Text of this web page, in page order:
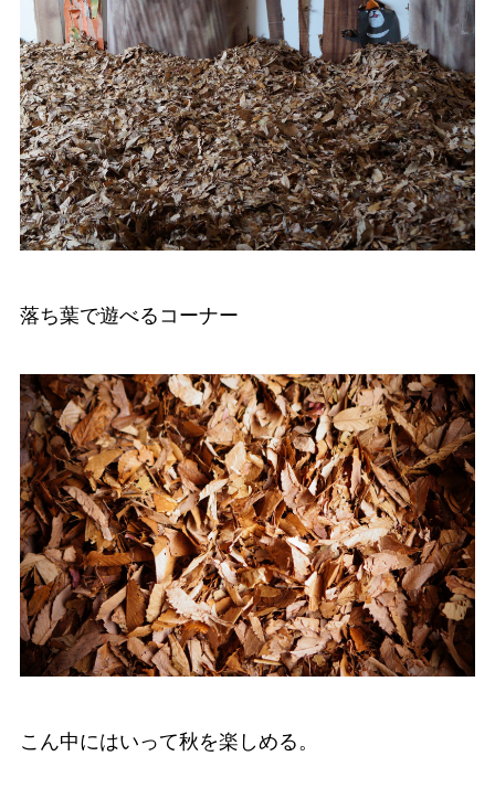
落ち葉で遊べるコーナー
こん中にはいって秋を楽しめる。